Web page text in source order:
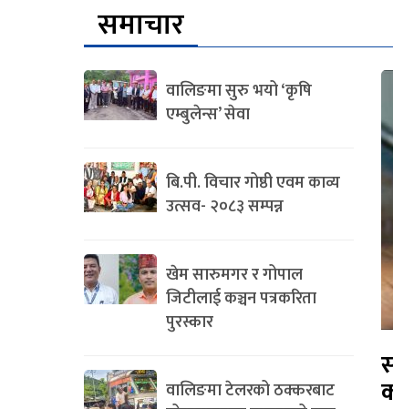
समाचार
वालिङमा सुरु भयो ‘कृषि
एम्बुलेन्स’ सेवा
बि.पी. विचार गोष्ठी एवम काव्य
उत्सव- २०८३ सम्पन्न
खेम सारुमगर र गोपाल
जिटीलाई कञ्चन पत्रकरिता
पुरस्कार
वालिङमा टेलरको ठक्करबाट